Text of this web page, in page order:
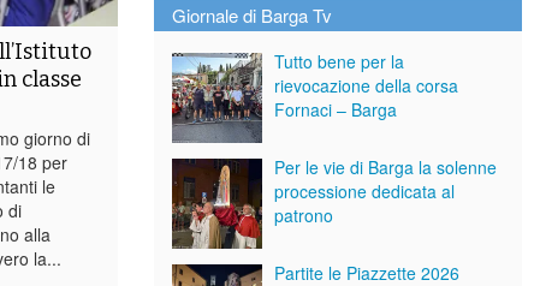
classe
giorno di
18 per
le
di
alla
la...
Giornale di Barga Tv
Tutto bene per la
rievocazione della corsa
Fornaci – Barga
Per le vie di Barga la solenne
processione dedicata al
patrono
Partite le Piazzette 2026